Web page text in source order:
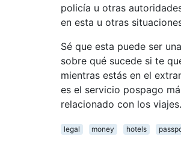
policía u otras
en esta u otras
Sé que esta puede ser
sobre qué sucede si te
mientras estás en el
es el servicio pospago
relacionado con los viajes.
legal money hotels